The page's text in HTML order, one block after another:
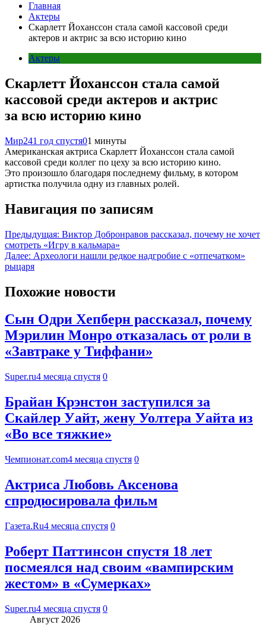
Главная
Актеры
Скарлетт Йоханссон стала самой кассовой среди
актеров и актрис за всю историю кино
Актеры
Скарлетт Йоханссон стала самой
кассовой среди актеров и актрис
за всю историю кино
Мир241 год спустя01 минуты
Американская актриса Скарлетт Йоханссон стала самой
кассовой среди коллег по цеху за всю историю кино.
Это произошло благодаря последнему фильму, в котором
артистка получила одну из главных ролей.
Навигация по записям
Предыдущая: Виктор Добронравов рассказал, почему не хочет
смотреть «Игру в кальмара»
Далее: Археологи нашли редкое надгробие с «отпечатком»
рыцаря
Похожие новости
Сын Одри Хепберн рассказал, почему
Мэрилин Монро отказалась от роли в
«Завтраке у Тиффани»
Super.ru4 месяца спустя 0
Брайан Крэнстон заступился за
Скайлер Уайт, жену Уолтера Уайта из
«Во все тяжкие»
Чемпионат.com4 месяца спустя 0
Актриса Любовь Аксенова
спродюсировала фильм
Газета.Ru4 месяца спустя 0
Роберт Паттинсон спустя 18 лет
посмеялся над своим «вампирским
жестом» в «Сумерках»
Super.ru4 месяца спустя 0
Август 2026